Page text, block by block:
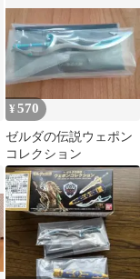
¥570
ゼルダの伝説ウェポン
コレクション